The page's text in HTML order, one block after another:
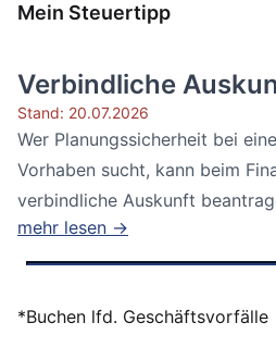
Mein Steuertipp
Verbindliche
Stand: 20.07.2026
Wer Planungssicherheit bei
Vorhaben sucht, kann beim
verbindliche Auskunft
Bundesfinanzhof...
mehr lesen →
*Buchen lfd. Geschäftsvorfälle